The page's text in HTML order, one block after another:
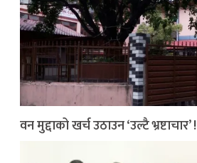
वन मुद्दाको खर्च उठाउन ‘उल्टै भ्रष्टाचार’ !